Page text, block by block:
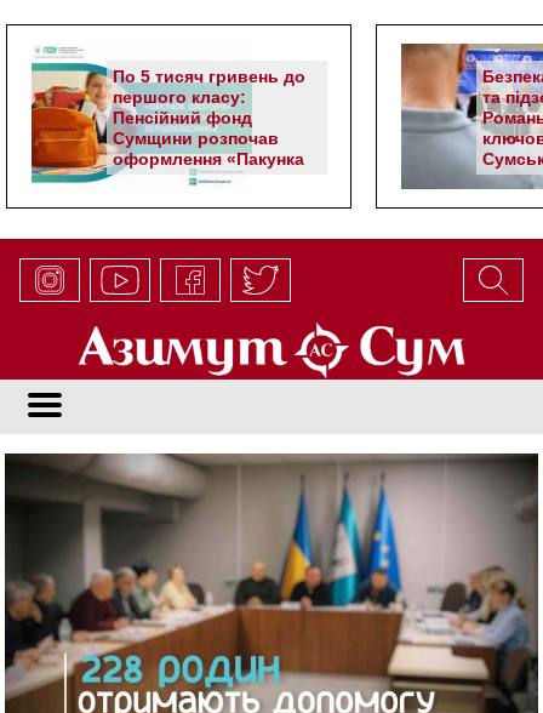
По 5 тисяч гривень до
першого класу:
Пенсійний фонд
Сумщини розпочав
оформлення «Пакунка
школяра»
та